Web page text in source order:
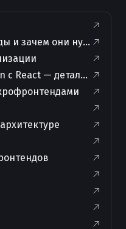
и зачем они нужны
с React — детальный